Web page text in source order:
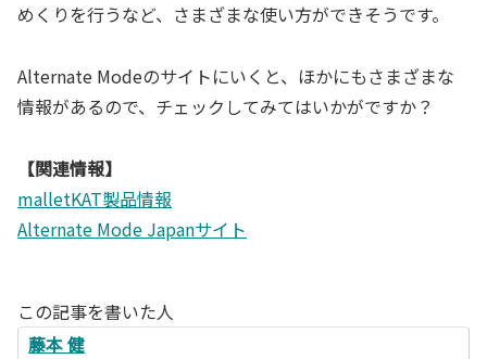
めくりを行うなど、さまざまな使い方ができそうです。
Alternate Modeのサイトにいくと、ほかにもさまざまな
情報があるので、チェックしてみてはいかがですか？
【関連情報】
malletKAT製品情報
Alternate Mode Japanサイト
この記事を書いた人
藤本 健